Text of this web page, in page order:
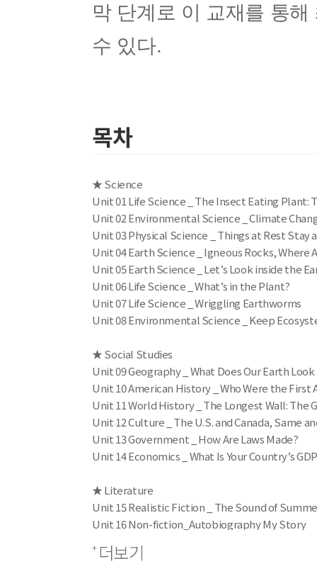
막 단계로 이 교재를 통
수 있다.
목차
★ Science
Unit 01 Life Science _ The Insect Eating Plant:
Unit 02 Environmental Science _ Climate
Unit 03 Physical Science _ Things at Rest Stay
Unit 04 Earth Science _ Igneous Rocks, Where
Unit 05 Earth Science _ Let’s Look inside the
Unit 06 Life Science _ What’s in the Plant?
Unit 07 Life Science _ Wriggling Earthworms
Unit 08 Environmental Science _ Keep
★ Social Studies
Unit 09 Geography _ What Does Our Earth
Unit 10 American History _ Who Were the First
Unit 11 World History _ The Longest Wall: The
Unit 12 Culture _ The U.S. and Canada, Same
Unit 13 Government _ How Are Laws Made?
Unit 14 Economics _ What Is Your Country’s
★ Literature
Unit 15 Realistic Fiction _ The Sound of
Unit 16 Non-fiction_Autobiography My Story
Unit 18 Realistic Fiction _ Aaron’s Gift
더보기